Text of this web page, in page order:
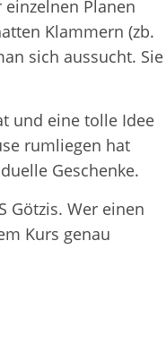
Planen
Klammern (zb.
sich aussucht. Sie
und eine tolle Idee
rumliegen hat
Geschenke.
Götzis. Wer einen
Kurs genau